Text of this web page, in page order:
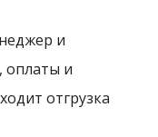
и
оплаты и
отгрузка